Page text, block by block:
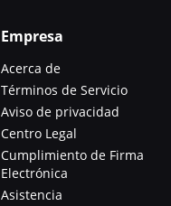
Empresa
Acerca de
Términos de Servicio
Aviso de privacidad
Centro Legal
Cumplimiento de Firma
Electrónica
Asistencia